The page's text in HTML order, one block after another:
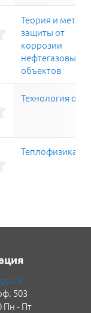
Теория и
защиты от
коррозии
нефтегазовых
объектов
Технология
Теплофизика
503
Пн ‑ Пт